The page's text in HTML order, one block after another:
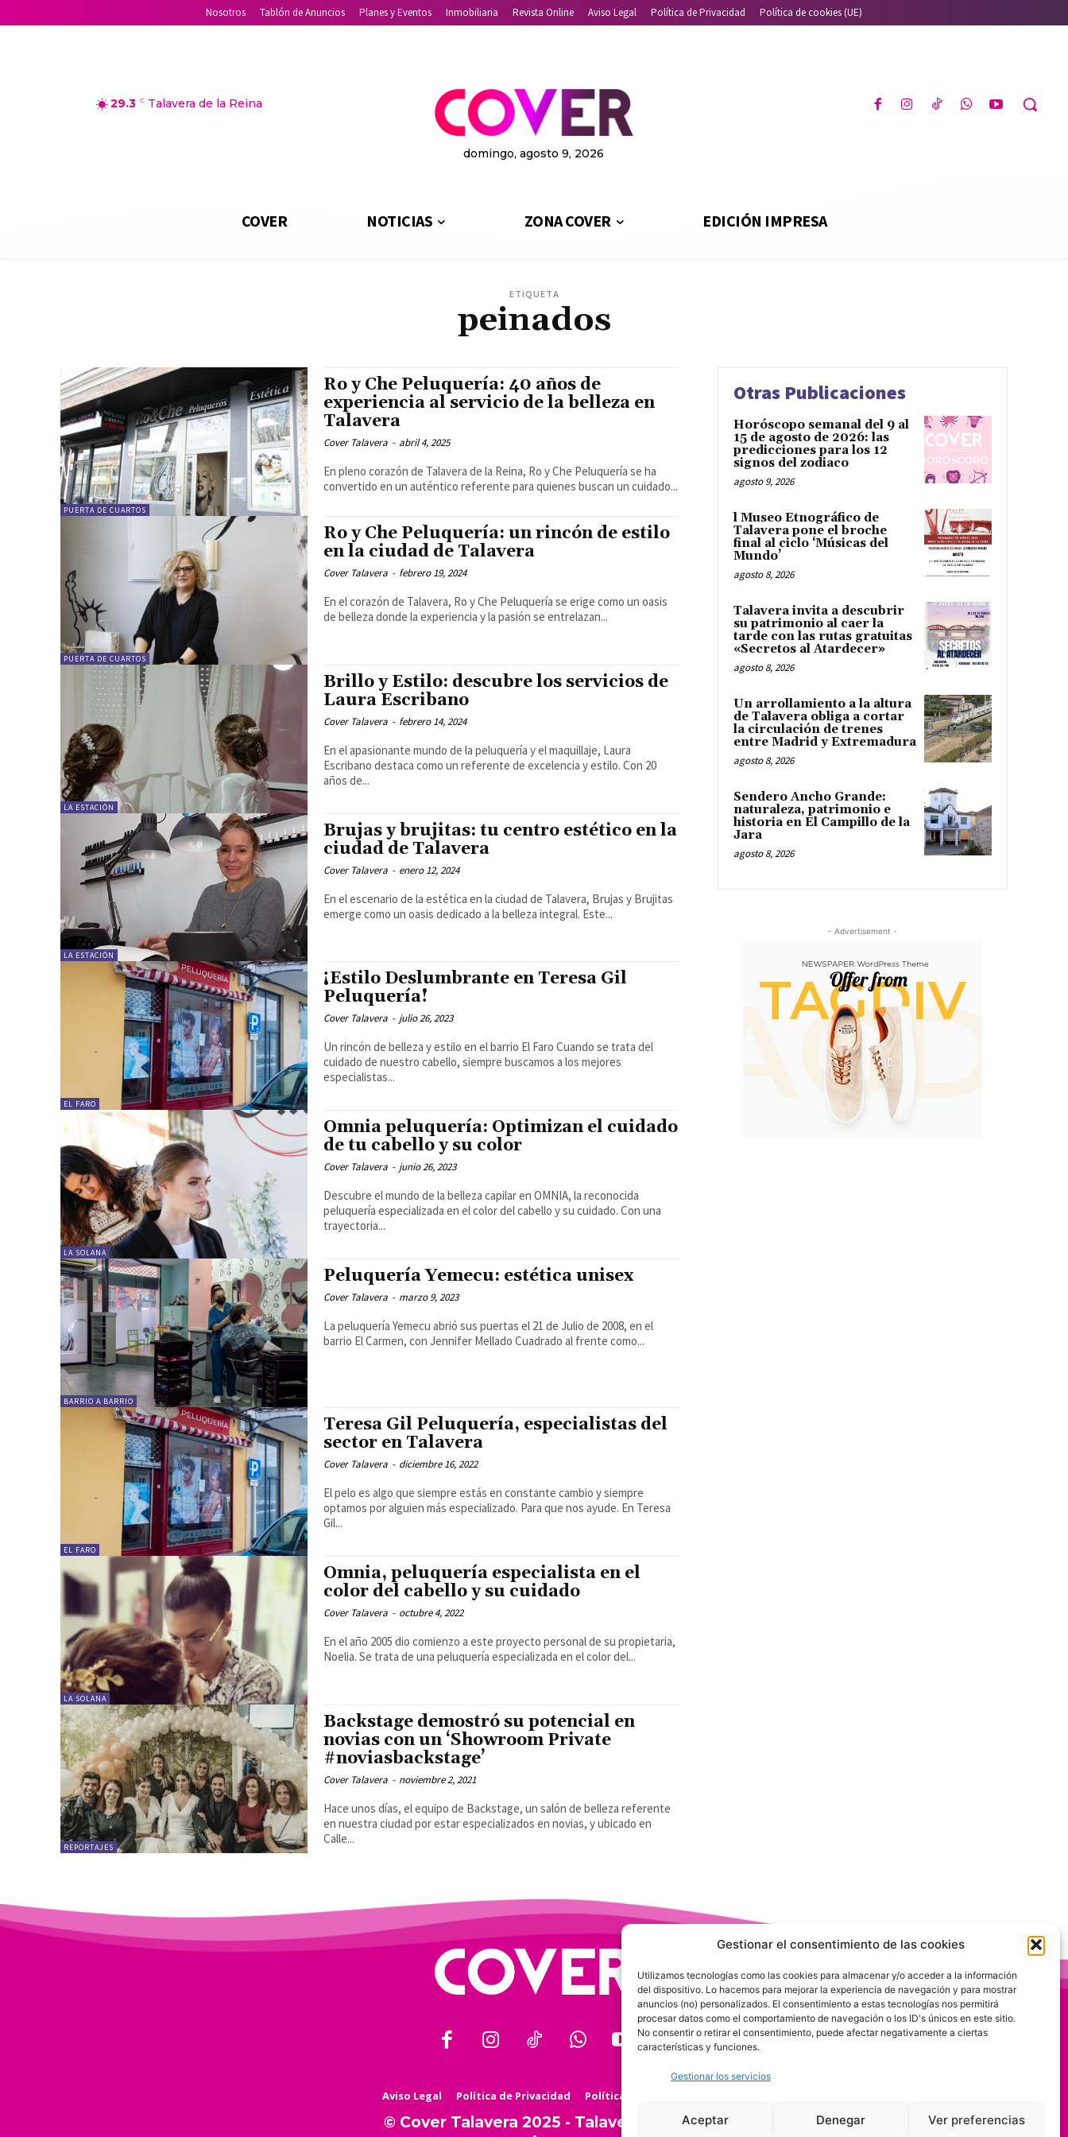
Gestionar el consentimiento de las cookies
Utilizamos tecnologías como las cookies para almacenar y/o acceder a la información
del dispositivo. Lo hacemos para mejorar la experiencia de navegación y para mostrar
anuncios (no) personalizados. El consentimiento a estas tecnologías nos permitirá
procesar datos como el comportamiento de navegación o los ID's únicos en este sitio.
No consentir o retirar el consentimiento, puede afectar negativamente a ciertas
características y funciones.
Gestionar los servicios
Aceptar Denegar Ver preferencias
Nosotros Tablón de Anuncios Planes y Eventos Inmobiliaria Revista Online Aviso Legal Política de Privacidad Política de cookies (UE)
29.3 C Talavera de la Reina
domingo, agosto 9, 2026
COVER NOTICIAS ZONA COVER EDICIÓN IMPRESA
ETIQUETA
peinados
PUERTA DE CUARTOS
Ro y Che Peluquería: 40 años de
experiencia al servicio de la belleza en
Talavera
Cover Talavera - abril 4, 2025
En pleno corazón de Talavera de la Reina, Ro y Che Peluquería se ha
convertido en un auténtico referente para quienes buscan un cuidado...
PUERTA DE CUARTOS
Ro y Che Peluquería: un rincón de estilo
en la ciudad de Talavera
Cover Talavera - febrero 19, 2024
En el corazón de Talavera, Ro y Che Peluquería se erige como un oasis
de belleza donde la experiencia y la pasión se entrelazan...
LA ESTACIÓN
Brillo y Estilo: descubre los servicios de
Laura Escribano
Cover Talavera - febrero 14, 2024
En el apasionante mundo de la peluquería y el maquillaje, Laura
Escribano destaca como un referente de excelencia y estilo. Con 20
años de...
LA ESTACIÓN
Brujas y brujitas: tu centro estético en la
ciudad de Talavera
Cover Talavera - enero 12, 2024
En el escenario de la estética en la ciudad de Talavera, Brujas y Brujitas
emerge como un oasis dedicado a la belleza integral. Este...
EL FARO
¡Estilo Deslumbrante en Teresa Gil
Peluquería!
Cover Talavera - julio 26, 2023
Un rincón de belleza y estilo en el barrio El Faro Cuando se trata del
cuidado de nuestro cabello, siempre buscamos a los mejores
especialistas...
LA SOLANA
Omnia peluquería: Optimizan el cuidado
de tu cabello y su color
Cover Talavera - junio 26, 2023
Descubre el mundo de la belleza capilar en OMNIA, la reconocida
peluquería especializada en el color del cabello y su cuidado. Con una
trayectoria...
BARRIO A BARRIO
Peluquería Yemecu: estética unisex
Cover Talavera - marzo 9, 2023
La peluquería Yemecu abrió sus puertas el 21 de Julio de 2008, en el
barrio El Carmen, con Jennifer Mellado Cuadrado al frente como...
EL FARO
Teresa Gil Peluquería, especialistas del
sector en Talavera
Cover Talavera - diciembre 16, 2022
El pelo es algo que siempre estás en constante cambio y siempre
optamos por alguien más especializado. Para que nos ayude. En Teresa
Gil...
LA SOLANA
Omnia, peluquería especialista en el
color del cabello y su cuidado
Cover Talavera - octubre 4, 2022
En el año 2005 dio comienzo a este proyecto personal de su propietaria,
Noelia. Se trata de una peluquería especializada en el color del...
REPORTAJES
Backstage demostró su potencial en
novias con un ‘Showroom Private
#noviasbackstage’
Cover Talavera - noviembre 2, 2021
Hace unos días, el equipo de Backstage, un salón de belleza referente
en nuestra ciudad por estar especializados en novias, y ubicado en
Calle...
Otras Publicaciones
Horóscopo semanal del 9 al
15 de agosto de 2026: las
predicciones para los 12
signos del zodiaco
agosto 9, 2026
l Museo Etnográfico de
Talavera pone el broche
final al ciclo ‘Músicas del
Mundo’
agosto 8, 2026
Talavera invita a descubrir
su patrimonio al caer la
tarde con las rutas gratuitas
«Secretos al Atardecer»
agosto 8, 2026
Un arrollamiento a la altura
de Talavera obliga a cortar
la circulación de trenes
entre Madrid y Extremadura
agosto 8, 2026
Sendero Ancho Grande:
naturaleza, patrimonio e
historia en El Campillo de la
Jara
agosto 8, 2026
- Advertisement -
Aviso Legal Política de Privacidad Política de Cookies
© Cover Talavera 2025 - Talavera de la